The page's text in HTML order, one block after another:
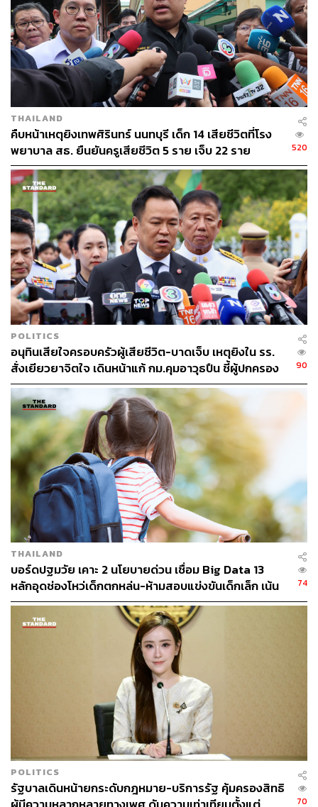
ในพิธีดังกล่าวมีผู้บริหารจากสำนักอนามัย สำนักงานเขต
บางกอกใหญ่ สำนักงานหลักประกันสุขภาพแห่งชาติ (สปสช.)
และหน่วยงานภาคีเครือข่ายเข้าร่วมอย่างพร้อมเพรียง เพื่อ
ร่วมผลักดันกลไกการดูแลสุขภาพพระสงฆ์ให้เป็นรูปธรรม
สืบไป
TAGS: กรุงเทพมหานคร
ธรรมนูญสุขภาพพระสงฆ์แห่งชาติ
สำนักอนามัย
เลิศลักษณ์ ลีลาเรืองแสง
สำนักงานพระพุทธศาสนาแห่งชาติ
สมเด็จพระนางเจ้าสิริกิติ์ พระบรมราชินีนาถ พระบรม
ราชชนนีพันปีหลวง
กระทรวงสาธารณสุข
140
ABOUT THE AUTHOR
THE STANDARD TEAM
กองบรรณาธิการ THE STANDARD
THAILAND
คืบหน้าเหตุยิงเทพศิรินทร์ นนทบุรี เด็ก 14 เสียชีวิตที่โรง
พยาบาล สธ. ยืนยันครูเสียชีวิต 5 ราย เจ็บ 22 ราย
520
POLITICS
อนุทินเสียใจครอบครัวผู้เสียชีวิต-บาดเจ็บ เหตุยิงใน รร.
สั่งเยียวยาจิตใจ เดินหน้าแก้ กม.คุมอาวุธปืน ชี้ผู้ปกครอง
ต้องร่วมรับผิดชอบ
90
THAILAND
บอร์ดปฐมวัย เคาะ 2 นโยบายด่วน เชื่อม Big Data 13
หลักอุดช่องโหว่เด็กตกหล่น-ห้ามสอบแข่งขันเด็กเล็ก เน้น
เรียนรู้ผ่านการเล่น
74
POLITICS
รัฐบาลเดินหน้ายกระดับกฎหมาย-บริการรัฐ คุ้มครองสิทธิ
70